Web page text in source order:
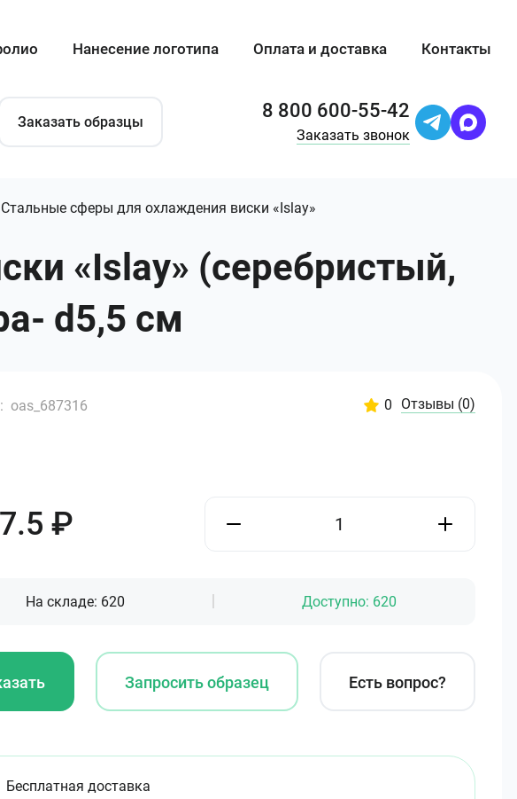
Нанесение логотипа Оплата и доставка Контакты
Заказать образцы 8 800 600-55-42
Заказать звонок
Стальные сферы для охлаждения виски «Islay»
«Islay» (серебристый,
d5,5 см
oas_687316 0 Отзывы (0)
₽
На складе: 620 Доступно: 620
Запросить образец Есть вопрос?
Бесплатная доставка